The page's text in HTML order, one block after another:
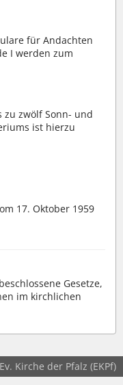
für Andachten
I werden zum
zwölf Sonn- und
ist hierzu
17. Oktober 1959
Gesetze,
im kirchlichen
Kirche der Pfalz (EKPf)